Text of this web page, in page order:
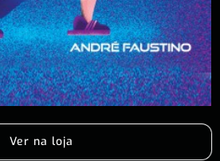
Ver na loja